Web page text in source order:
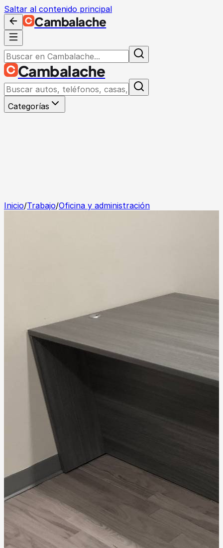
Saltar al contenido principal
Cambalache
Cambalache
Categorías
Inicio/Trabajo/Oficina y administración